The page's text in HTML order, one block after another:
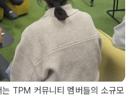
는 TPM 커뮤니티 멤버들의 소규모